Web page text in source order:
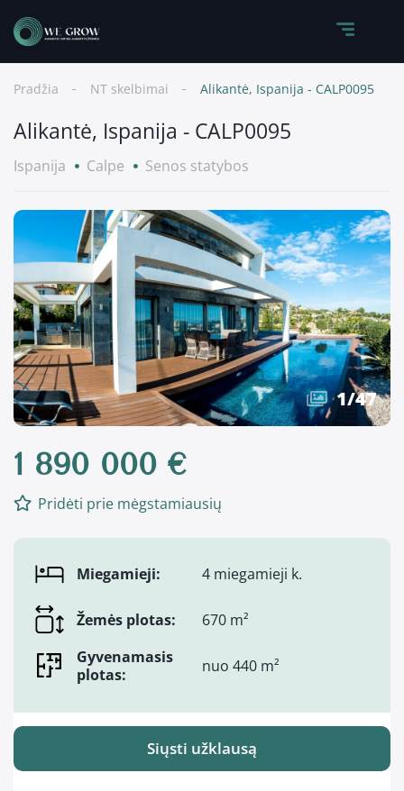
Pradžia NT skelbimai Alikantė, Ispanija - CALP0095
Alikantė, Ispanija - CALP0095
Ispanija Calpe Senos statybos
1/47
1 890 000 €
Pridėti prie mėgstamiausių
Miegamieji: 4 miegamieji k.
Žemės plotas:
670 m²
Gyvenamasis
plotas:
nuo 440 m²
Siųsti užklausą